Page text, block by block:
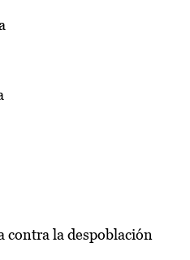
contra la despoblación